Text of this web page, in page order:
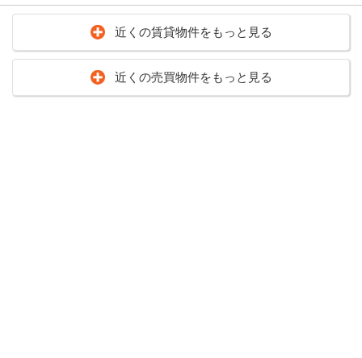
近くの賃貸物件をもっと見る
近くの売買物件をもっと見る